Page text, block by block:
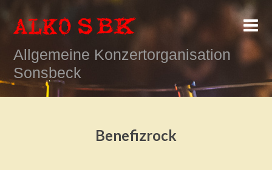
Allgemeine Konzertorganisation
Sonsbeck
Benefizrock